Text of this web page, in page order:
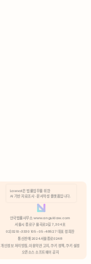
분석 쿠키 허용
Lawvot은 법률업무를 위한
AI 기반 자료조사 · 문서작성 플랫폼입니다.
안국법률사무소 www.anguklaw.com
서울시 종로구 율곡로2길 7, 304호
02)3210-3330 105-05-48527 대표 정희찬
통신판매 2024서울종로0248
개인정보 처리방침, 이용약관 고지, 쿠키 정책, 쿠키 설정
오픈소스 소프트웨어 공지